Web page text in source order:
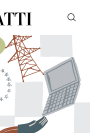
painamalla